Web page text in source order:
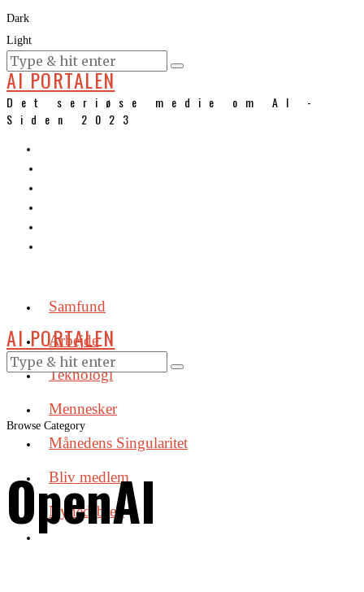
Dark
Light
KURSER
AI PORTALEN
Det seriøse medie om AI -
Siden 2023
Samfund
Arbejde
Teknologi
Mennesker
Månedens Singularitet
Bliv medlem
Nyhedsbrev
AI PORTALEN
Browse Category
OpenAI